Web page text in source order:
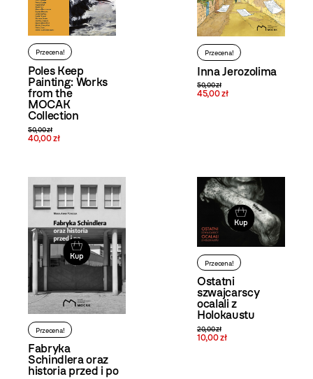
Przecena!
Poles Keep
Painting: Works
from the
MOCAK
Collection
50,00 zł
40,00 zł
Przecena!
Inna Jerozolima
50,00 zł
45,00 zł
Kup
Przecena!
Fabryka
Schindlera oraz
historia przed i po
Kup
Przecena!
Ostatni
szwajcarscy
ocalali z
Holokaustu
20,00 zł
10,00 zł